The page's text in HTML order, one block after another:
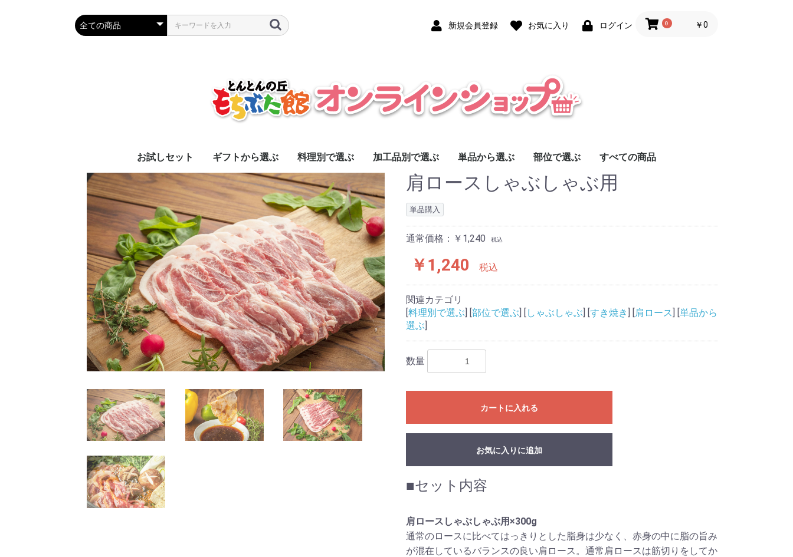
新規会員登録 お気に入り ログイン 0 ￥0
お試しセット ギフトから選ぶ 料理別で選ぶ
すき焼き
しゃぶしゃぶ
焼肉
ソテー・とんかつ
加工品別で選ぶ
常温品
味付き肉
惣菜
ベーコン
単品から選ぶ 部位で選ぶ
ロース
肩ロース
バラ
モモ
肩
ヒレ
スペアリブ
すべての商品
肩ロースしゃぶしゃぶ用
単品購入
通常価格：￥1,240 税込
￥1,240 税込
関連カテゴリ
[料理別で選ぶ] [部位で選ぶ] [ しゃぶしゃぶ] [すき焼き] [肩ロース] [単品から
選ぶ]
数量
カートに入れる
お気に入りに追加
■セット内容
肩ロースしゃぶしゃぶ用×300g
通常のロースに比べてはっきりとした脂身は少なく、赤身の中に脂の旨み
が混在しているバランスの良い肩ロース。通常肩ロースは筋切りをしてか